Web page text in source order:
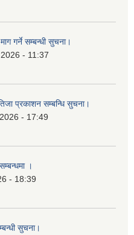
गर्ने सम्बन्धी सुचना।
- 11:37
प्रकाशन सम्बन्धि सुचना।
- 17:49
।
- 18:39
सुचना।